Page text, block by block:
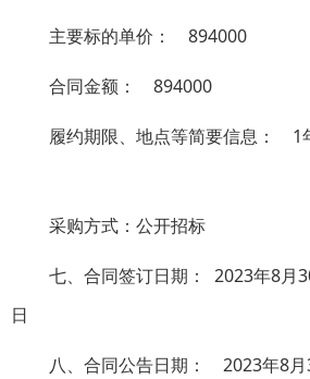
主要标的单价：
合同金额：
履约期限、地点等简要信息： 1
采购方式： 公开招标
七、合同签订日期：
2023年8月
日
八、合同公告日期：
2023年8月